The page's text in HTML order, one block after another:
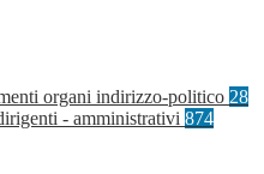
organi indirizzo-politico 28
- amministrativi 874